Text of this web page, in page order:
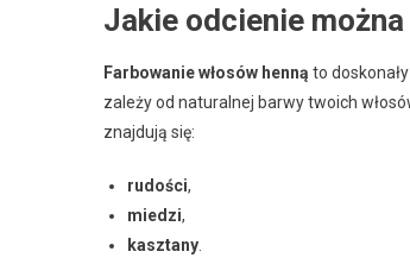
Jakie odcienie
Farbowanie włosów henną to
zależy od naturalnej barwy twoich
znajdują się:
rudości,
miedzi,
kasztany